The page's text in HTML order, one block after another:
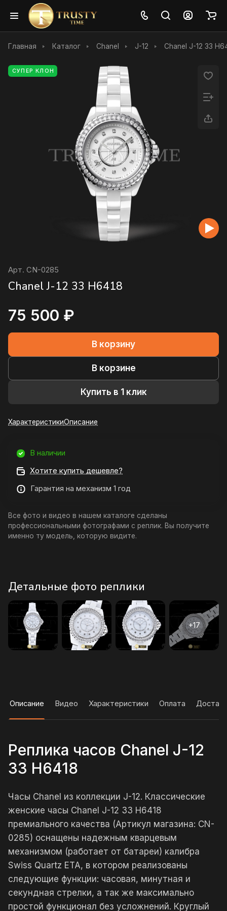
Главная Каталог Chanel J-12 Chanel J-12 33
СУПЕР КЛОН
Арт. CN-0285
Chanel J-12 33 H6418
75 500 ₽
В корзину
В корзине
Купить в 1 клик
ХарактеристикиОписание
В наличии
Хотите купить дешевле?
Гарантия на механизм 1 год
Все фото и видео в нашем каталоге сделаны
профессиональными фотографами с реплик. Вы получите
именно ту модель, которую видите.
Детальные фото реплики
Описание Видео Характеристики Оплата
Реплика часов Chanel J-12
33 H6418
Часы Chanel из коллекции J-12. Классические
женские часы Chanel J-12 33 H6418
премиального качества (Артикул магазина: CN-
0285) оснащены надежным кварцевым
механизмом (работает от батареи) калибра
Swiss Quartz ETA, в котором реализованы
следующие функции: часовая, минутная и
секундная стрелки, а так же максимально
простой функционал без усложнений. Круглый